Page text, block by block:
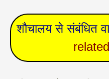
शौचालय से संबंधित